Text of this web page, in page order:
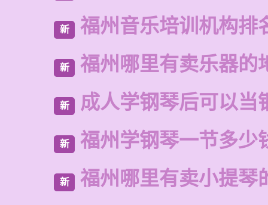
新 福州音乐培训机构排
新 福州哪里有卖乐器的
新 成人学钢琴后可以当
新 福州学钢琴一节多少
新 福州哪里有卖小提琴